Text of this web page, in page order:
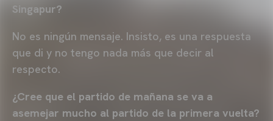
Singapur?
No es ningún mensaje. Insisto, es una respuesta
que di y no tengo nada más que decir al
respecto.
¿Cree que el partido de mañana se va a
asemejar mucho al partido de la primera vuelta?